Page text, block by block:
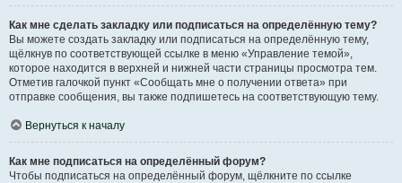
Как мне сделать закладку или подписаться на определённую тему?
Вы можете создать закладку или подписаться на определённую тему,
щёлкнув по соответствующей ссылке в меню «Управление темой»,
которое находится в верхней и нижней части страницы просмотра тем.
Отметив галочкой пункт «Сообщать мне о получении ответа» при
отправке сообщения, вы также подпишетесь на соответствующую тему.
Вернуться к началу
Как мне подписаться на определённый форум?
Чтобы подписаться на определённый форум, щёлкните по ссылке